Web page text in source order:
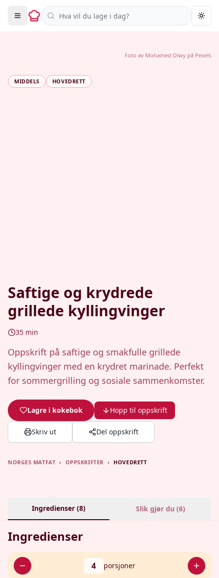
Søk i oppskrifter
MIDDELS HOVEDRETT
Saftige og krydrede
grillede kyllingvinger
35 min
Oppskrift på saftige og smakfulle grillede
kyllingvinger med en krydret marinade. Perfekt
for sommergrilling og sosiale sammenkomster.
Lagre i kokebok Hopp til oppskrift
Skriv ut Del oppskrift
Foto av Mohamed Olwy på Pexels
NORGES MATFAT › OPPSKRIFTER › HOVEDRETT
Ingredienser (8) Slik gjør du (6)
Ingredienser
4 porsjoner